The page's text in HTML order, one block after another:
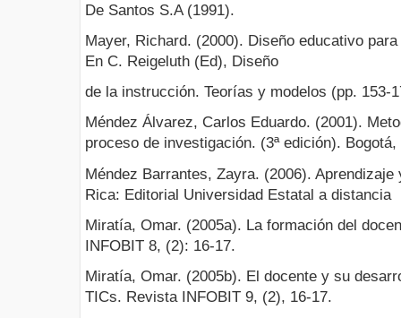
De Santos S.A (1991).
Mayer, Richard. (2000). Diseño educativo
En C. Reigeluth (Ed), Diseño
de la instrucción. Teorías y modelos (pp. 153-
Méndez Álvarez, Carlos Eduardo. (2001).
proceso de investigación. (3ª edición). Bogotá,
Méndez Barrantes, Zayra. (2006).
Rica: Editorial Universidad Estatal a distancia
Miratía, Omar. (2005a). La formación del
INFOBIT 8, (2): 16-17.
Miratía, Omar. (2005b). El docente y su
TICs. Revista INFOBIT 9, (2), 16-17.